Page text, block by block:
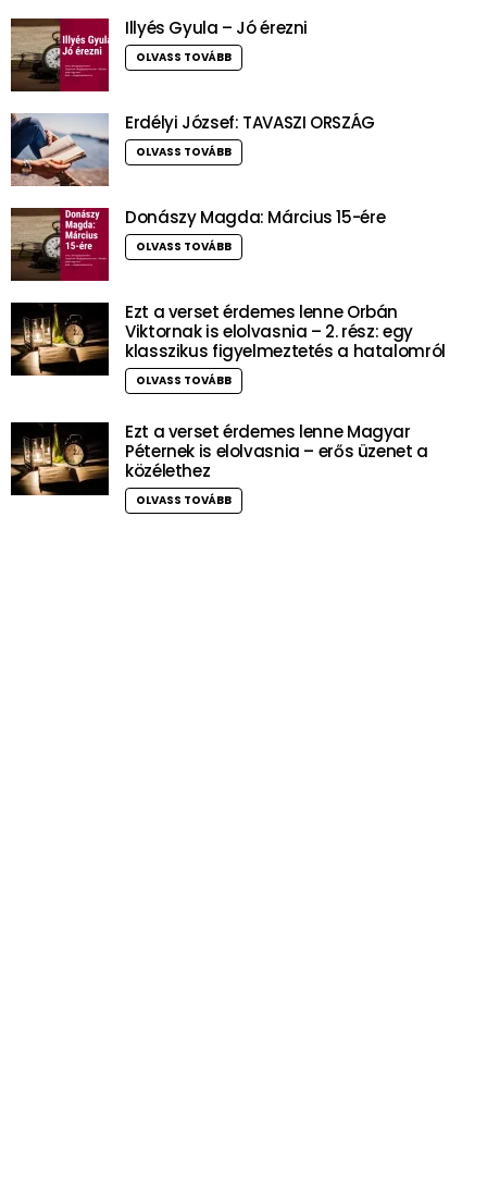
Illyés Gyula – Jó érezni
OLVASS TOVÁBB
Erdélyi József: TAVASZI ORSZÁG
OLVASS TOVÁBB
Donászy Magda: Március 15-ére
OLVASS TOVÁBB
Ezt a verset érdemes lenne Orbán
Viktornak is elolvasnia – 2. rész: egy
klasszikus figyelmeztetés a hatalomról
OLVASS TOVÁBB
Ezt a verset érdemes lenne Magyar
Péternek is elolvasnia – erős üzenet a
közélethez
OLVASS TOVÁBB